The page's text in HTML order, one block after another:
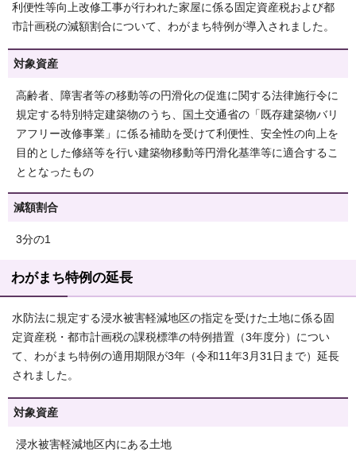
利便性等向上改修工事が行われた家屋に係る固定資産税および都
市計画税の減額割合について、わがまち特例が導入されました。
対象資産
高齢者、障害者等の移動等の円滑化の促進に関する法律施行令に
規定する特別特定建築物のうち、国土交通省の「既存建築物バリ
アフリー改修事業」に係る補助を受けて利便性、安全性の向上を
目的とした修繕等を行い建築物移動等円滑化基準等に適合するこ
ととなったもの
減額割合
3分の1
わがまち特例の延長
水防法に規定する浸水被害軽減地区の指定を受けた土地に係る固
定資産税・都市計画税の課税標準の特例措置（3年度分）につい
て、わがまち特例の適用期限が3年（令和11年3月31日まで）延長
されました。
対象資産
浸水被害軽減地区内にある土地